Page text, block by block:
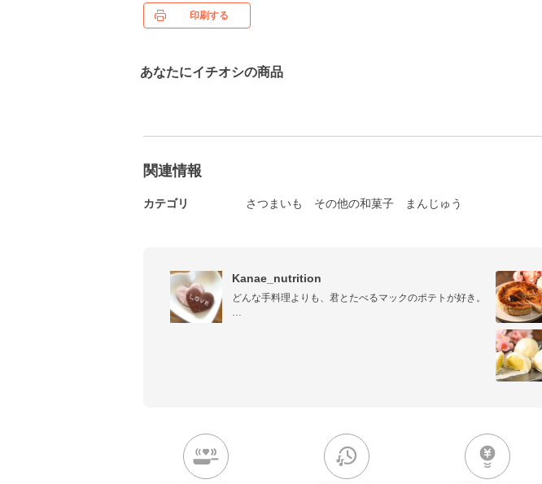
印刷する
あなたにイチオシの商品
関連情報
カテゴリ さつまいも その他の和菓子 まんじゅう
Kanae_nutrition
どんな手料理よりも、君とたべるマックのポテトが好き。